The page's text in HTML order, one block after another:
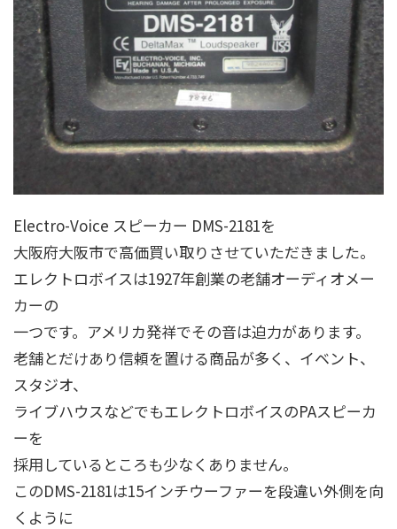
Electro-Voice スピーカー DMS-2181を
大阪府大阪市で高価買い取りさせていただきました。
エレクトロボイスは1927年創業の老舗オーディオメー
カーの
一つです。アメリカ発祥でその音は迫力があります。
老舗とだけあり信頼を置ける商品が多く、イベント、
スタジオ、
ライブハウスなどでもエレクトロボイスのPAスピーカ
ーを
採用しているところも少なくありません。
このDMS-2181は15インチウーファーを段違い外側を向
くように